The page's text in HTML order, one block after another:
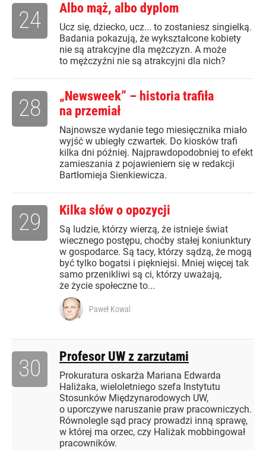
Albo mąż, albo dyplom
Ucz się, dziecko, ucz... to zostaniesz singielką.
Badania pokazują, że wykształcone kobiety
nie są atrakcyjne dla mężczyzn. A może
to mężczyźni nie są atrakcyjni dla nich?
24
„Newsweek” – historia trafiła
na przemiał
Najnowsze wydanie tego miesięcznika miało
wyjść w ubiegły czwartek. Do kiosków trafi
kilka dni później. Najprawdopodobniej to efekt
zamieszania z pojawieniem się w redakcji
Bartłomieja Sienkiewicza.
28
Kilka słów o opozycji
Są ludzie, którzy wierzą, że istnieje świat
wiecznego postępu, choćby stałej koniunktury
w gospodarce. Są tacy, którzy sądzą, że mogą
być tylko bogatsi i piękniejsi. Mniej więcej tak
samo przenikliwi są ci, którzy uważają,
że życie społeczne to...
29
Paweł Kowal
Profesor UW z zarzutami
Prokuratura oskarża Mariana Edwarda
Haliżaka, wieloletniego szefa Instytutu
Stosunków Międzynarodowych UW,
o uporczywe naruszanie praw pracowniczych.
Równolegle sąd pracy prowadzi inną sprawę,
w której ma orzec, czy Haliżak mobbingował
pracowników.
30